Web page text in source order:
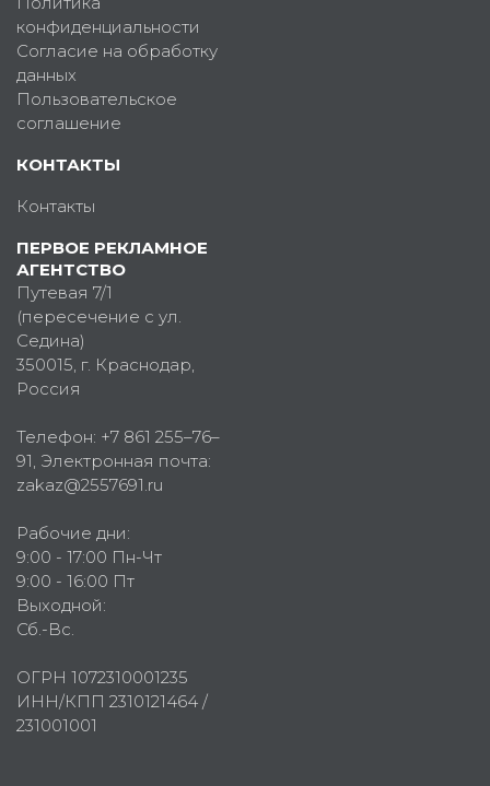
конфиденциальности
Согласие на обработку
данных
Пользовательское
соглашение
КОНТАКТЫ
Контакты
ПЕРВОЕ РЕКЛАМНОЕ
АГЕНТСТВО
Путевая 7/1
(пересечение с ул.
Седина)
350015, г. Краснодар,
Россия
Телефон: +7 861 255–76–
91, Электронная почта:
zakaz@2557691.ru
Рабочие дни:
9:00 - 17:00 Пн-Чт
9:00 - 16:00 Пт
Выходной:
Сб.-Вс.
ОГРН 1072310001235
ИНН/КПП 2310121464 /
231001001